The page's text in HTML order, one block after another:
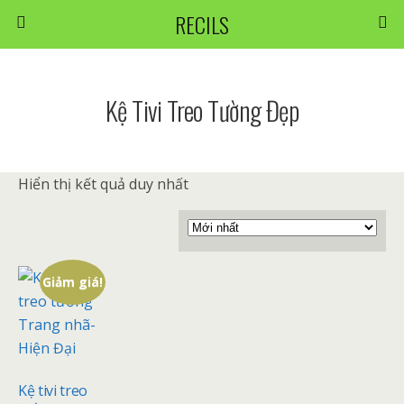
RECILS
Kệ Tivi Treo Tường Đẹp
Hiển thị kết quả duy nhất
Giảm giá!
Kệ tivi treo